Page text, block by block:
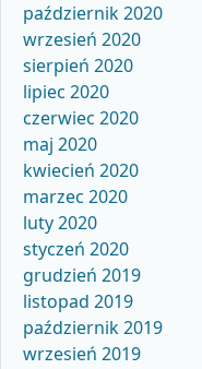
październik 2020
wrzesień 2020
sierpień 2020
lipiec 2020
czerwiec 2020
maj 2020
kwiecień 2020
marzec 2020
luty 2020
styczeń 2020
grudzień 2019
listopad 2019
październik 2019
wrzesień 2019